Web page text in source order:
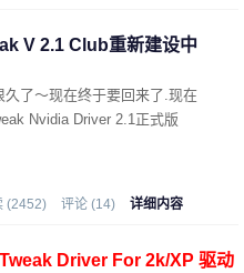
卡
驱动能够兼容您的声卡,非以上
安装!
V 2.1 Club重新建设中
久了～现在终于要回来了.现在
Nvidia Driver 2.1正式版
(2452) 评论 (14) 详细内容
Driver For 2k/XP 驱动